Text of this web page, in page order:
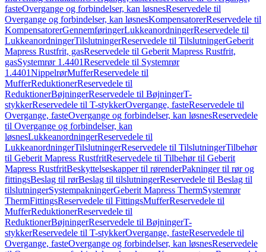
fasteOvergange og forbindelser, kan løsnesReservedele til
Overgange og forbindelser, kan løsnesKompensatorerReservedele til
KompensatorerGennemføringerLukkeanordningerReservedele til
LukkeanordningerTilslutningerReservedele til TilslutningerGeberit
Mapress Rustfrit, gasReservedele til Geberit Mapress Rustfrit,
gasSystemrør 1.4401Reservedele til Systemrør
1.4401NippelrørMufferReservedele til
MufferReduktionerReservedele til
ReduktionerBøjningerReservedele til BøjningerT-
stykkerReservedele til T-stykkerOvergange, fasteReservedele til
Overgange, fasteOvergange og forbindelser, kan løsnesReservedele
til Overgange og forbindelser, kan
løsnesLukkeanordningerReservedele til
LukkeanordningerTilslutningerReservedele til TilslutningerTilbehør
til Geberit Mapress RustfritReservedele til Tilbehør til Geberit
Mapress RustfritBeskyttelseskapper til rørenderPakninger til rør og
fittingsBeslag til rørBeslag til tilslutningerReservedele til Beslag til
tilslutningerSystempakningerGeberit Mapress ThermSystemrør
ThermFittingsReservedele til FittingsMufferReservedele til
MufferReduktionerReservedele til
ReduktionerBøjningerReservedele til BøjningerT-
stykkerReservedele til T-stykkerOvergange, fasteReservedele til
Overgange, fasteOvergange og forbindelser, kan løsnesReservedele